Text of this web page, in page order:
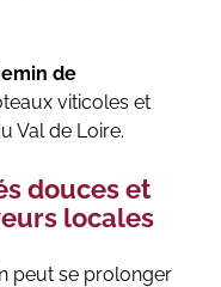
de
viticoles et
Val de Loire.
douces et
locales
peut se prolonger